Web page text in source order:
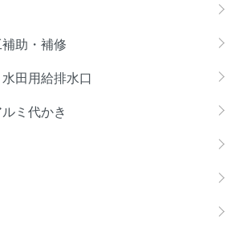
助・補修
田用給排水口
ミ代かき